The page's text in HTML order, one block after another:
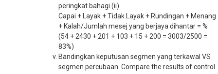
peringkat bahagi (ii).
Capai + Layak + Tidak Layak + Rundingan + Menang
+ Kalah/Jumlah mesej yang berjaya dihantar = %
(54 + 2430 + 201 + 103 + 15 + 200 = 3003/2500 =
83%)
Bandingkan keputusan segmen yang terkawal VS
segmen percubaan. Compare the results of control